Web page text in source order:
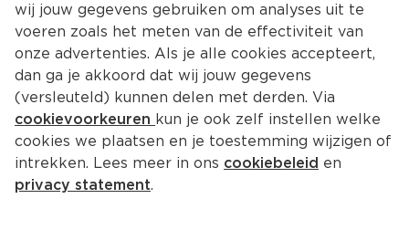
Odayaka Sake
Per Fles 300 ml  (per liter €22.63)
wij jouw gegevens gebruiken om analyses uit te
voeren zoals het meten van de effectiviteit van
onze advertenties. Als je alle cookies accepteert,
dan ga je akkoord dat wij jouw gegevens
(versleuteld) kunnen delen met derden. Via
cookievoorkeuren kun je ook zelf instellen welke
cookies we plaatsen en je toestemming wijzigen of
intrekken. Lees meer in ons cookiebeleid en
privacy statement.